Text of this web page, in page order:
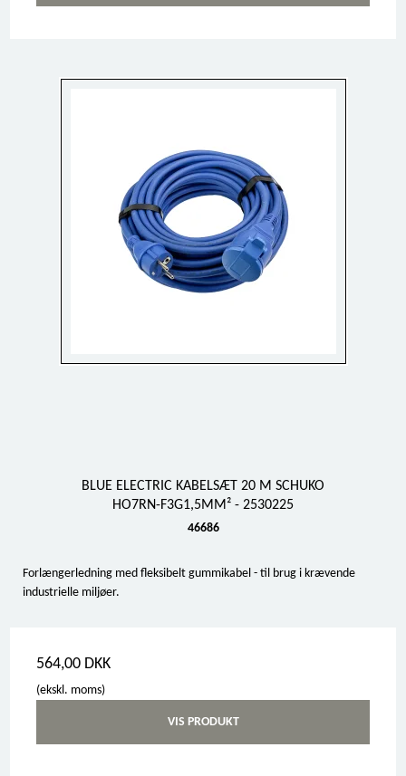
BLUE ELECTRIC KABELSÆT 20 M SCHUKO
HO7RN-F3G1,5MM² - 2530225
46686
Forlængerledning med fleksibelt gummikabel - til brug i krævende
industrielle miljøer.
564,00 DKK
(ekskl. moms)
VIS PRODUKT